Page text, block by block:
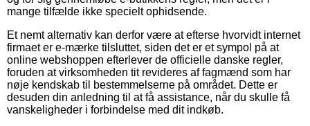
mange tilfælde ikke specielt ophidsende.
Et nemt alternativ kan derfor være at efterse hvorvidt internet
firmaet er e-mærke tilsluttet, siden det er et sympol på at
online webshoppen efterlever de officielle danske regler,
foruden at virksomheden tit revideres af fagmænd som har
nøje kendskab til bestemmelserne på området. Dette er
desuden din anledning til at få assistance, når du skulle få
vanskeligheder i forbindelse med dit indkøb.